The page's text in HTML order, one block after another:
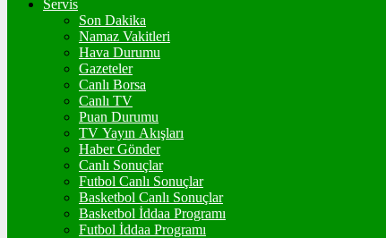
Servis
Son Dakika
Namaz Vakitleri
Hava Durumu
Gazeteler
Canlı Borsa
Canlı TV
Puan Durumu
TV Yayın Akışları
Haber Gönder
Canlı Sonuçlar
Futbol Canlı Sonuçlar
Basketbol Canlı Sonuçlar
Basketbol İddaa Programı
Futbol İddaa Programı